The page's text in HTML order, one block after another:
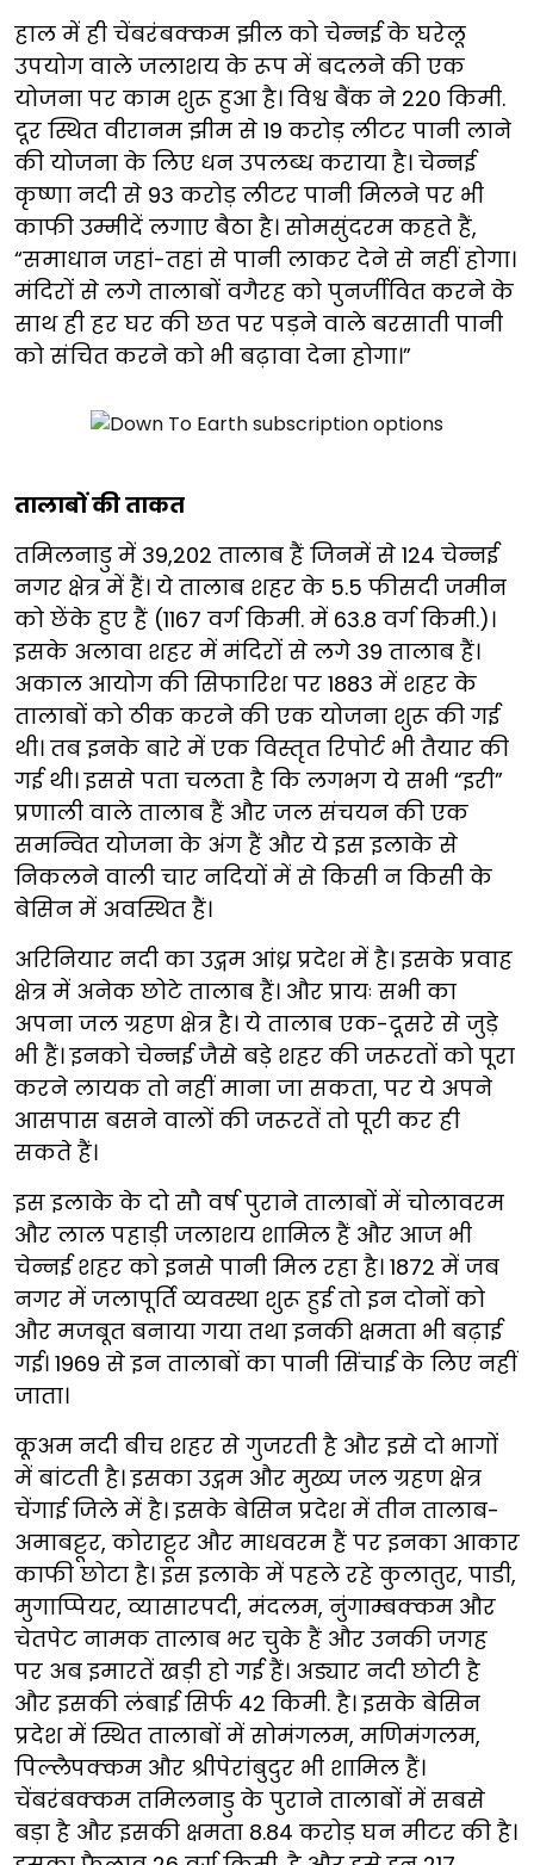
हाल में ही चेंबरंबक्कम झील को चेन्नई के घरेलू
उपयोग वाले जलाशय के रूप में बदलने की एक
योजना पर काम शुरू हुआ है। विश्व बैंक ने 220 किमी.
दूर स्थित वीरानम झीम से 19 करोड़ लीटर पानी लाने
की योजना के लिए धन उपलब्ध कराया है। चेन्नई
कृष्णा नदी से 93 करोड़ लीटर पानी मिलने पर भी
काफी उम्मीदें लगाए बैठा है। सोमसुंदरम कहते हैं,
“समाधान जहां-तहां से पानी लाकर देने से नहीं होगा।
मंदिरों से लगे तालाबों वगैरह को पुनर्जीवित करने के
साथ ही हर घर की छत पर पड़ने वाले बरसाती पानी
को संचित करने को भी बढ़ावा देना होगा।”
तालाबों की ताकत
तमिलनाडु में 39,202 तालाब हैं जिनमें से 124 चेन्नई
नगर क्षेत्र में हैं। ये तालाब शहर के 5.5 फीसदी जमीन
को छेंके हुए हैं (1167 वर्ग किमी. में 63.8 वर्ग किमी.)।
इसके अलावा शहर में मंदिरों से लगे 39 तालाब हैं।
अकाल आयोग की सिफारिश पर 1883 में शहर के
तालाबों को ठीक करने की एक योजना शुरू की गई
थी। तब इनके बारे में एक विस्तृत रिपोर्ट भी तैयार की
गई थी। इससे पता चलता है कि लगभग ये सभी “इरी”
प्रणाली वाले तालाब हैं और जल संचयन की एक
समन्वित योजना के अंग हैं और ये इस इलाके से
निकलने वाली चार नदियों में से किसी न किसी के
बेसिन में अवस्थित हैं।
अरिनियार नदी का उद्गम आंध्र प्रदेश में है। इसके प्रवाह
क्षेत्र में अनेक छोटे तालाब हैं। और प्रायः सभी का
अपना जल ग्रहण क्षेत्र है। ये तालाब एक-दूसरे से जुड़े
भी हैं। इनको चेन्नई जैसे बड़े शहर की जरूरतों को पूरा
करने लायक तो नहीं माना जा सकता, पर ये अपने
आसपास बसने वालों की जरूरतें तो पूरी कर ही
सकते हैं।
इस इलाके के दो सौ वर्ष पुराने तालाबों में चोलावरम
और लाल पहाड़ी जलाशय शामिल हैं और आज भी
चेन्नई शहर को इनसे पानी मिल रहा है। 1872 में जब
नगर में जलापूर्ति व्यवस्था शुरू हुई तो इन दोनों को
और मजबूत बनाया गया तथा इनकी क्षमता भी बढ़ाई
गई। 1969 से इन तालाबों का पानी सिंचाई के लिए नहीं
जाता।
कूअम नदी बीच शहर से गुजरती है और इसे दो भागों
में बांटती है। इसका उद्गम और मुख्य जल ग्रहण क्षेत्र
चेंगाई जिले में है। इसके बेसिन प्रदेश में तीन तालाब-
अमाबट्टूर, कोराट्टूर और माधवरम हैं पर इनका आकार
काफी छोटा है। इस इलाके में पहले रहे कुलातुर, पाडी,
मुगाप्पियर, व्यासारपदी, मंदलम, नुंगाम्बक्कम और
चेतपेट नामक तालाब भर चुके हैं और उनकी जगह
पर अब इमारतें खड़ी हो गई हैं। अड्यार नदी छोटी है
और इसकी लंबाई सिर्फ 42 किमी. है। इसके बेसिन
प्रदेश में स्थित तालाबों में सोमंगलम, मणिमंगलम,
पिल्लैपक्कम और श्रीपेरांबुदुर भी शामिल हैं।
चेंबरंबक्कम तमिलनाडु के पुराने तालाबों में सबसे
बड़ा है और इसकी क्षमता 8.84 करोड़ घन मीटर की है।